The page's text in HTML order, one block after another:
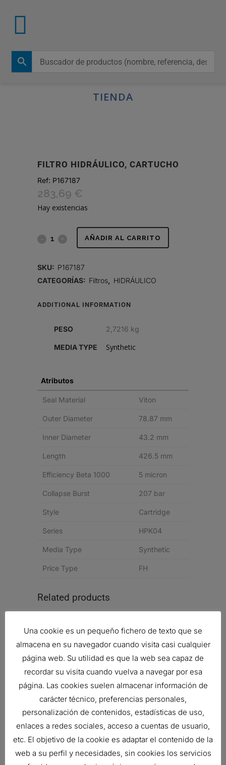
TIENDA
FILTRO HIDRÁULICO, CARTUCHO
Ref: P167187
283,69 €
Hay existencias
FILTRO
CARTUCHO
AÑADIR AL CARRITO
SKU: P167187
CATEGORÍAS: Filtros HIDRÁULICO
ADDITIONAL INFORMATION
PESO 2,7216 kg
MEDIA TYPE Synthetic
Atributos
Seal Material Viton
Outer Diameter 78.87 mm
Inner Diameter 43.2 mm
Length 426.5 mm
Efficiency Beta 1000 5 micron
Collapse Burst 207 bar
Style Cartridge
Series HPK04
Media Type Synthetic
Price Type FH
Related products
MANÓMETRO
19,75€
Ref:X770225
VÁLVULA DE RETENCIÓN
28,58€
Ref:P786338
Una cookie es un pequeño fichero de texto que se
almacena en su navegador cuando visita casi cualquier
página web. Su utilidad es que la web sea capaz de
recordar su visita cuando vuelva a navegar por esa
página. Las cookies suelen almacenar información de
carácter técnico, preferencias personales,
personalización de contenidos, estadísticas de uso,
enlaces a redes sociales, acceso a cuentas de usuario,
etc. El objetivo de la cookie es adaptar el contenido de la
web a su perfil y necesidades, sin cookies los servicios